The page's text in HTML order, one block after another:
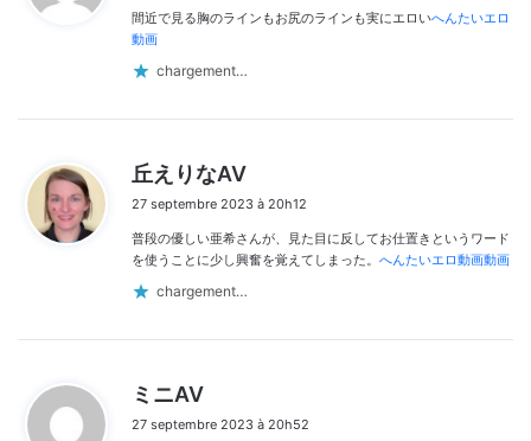
間近で見る胸のラインもお尻のラインも実にエロいへんたいエロ
動画
chargement…
丘えりなAV
t
:
27 septembre 2023 à 20h12
普段の優しい亜希さんが、見た目に反してお仕置きというワード
を使うことに少し興奮を覚えてしまった。 へんたいエロ動画動画
chargement…
ミニAV
t
27 septembre 2023 à 20h52